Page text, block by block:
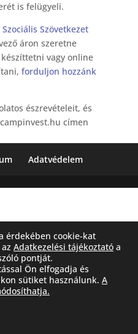
is felügyeli.
Szövetkezet
áron szeretne
vagy online
forduljon hozzánk
észrevételeit, és
címen
Adatvédelem
érdekében cookie-kat
Adatkezelési tájékoztató a
pontját.
Ön elfogadja és
sütiket használunk. A